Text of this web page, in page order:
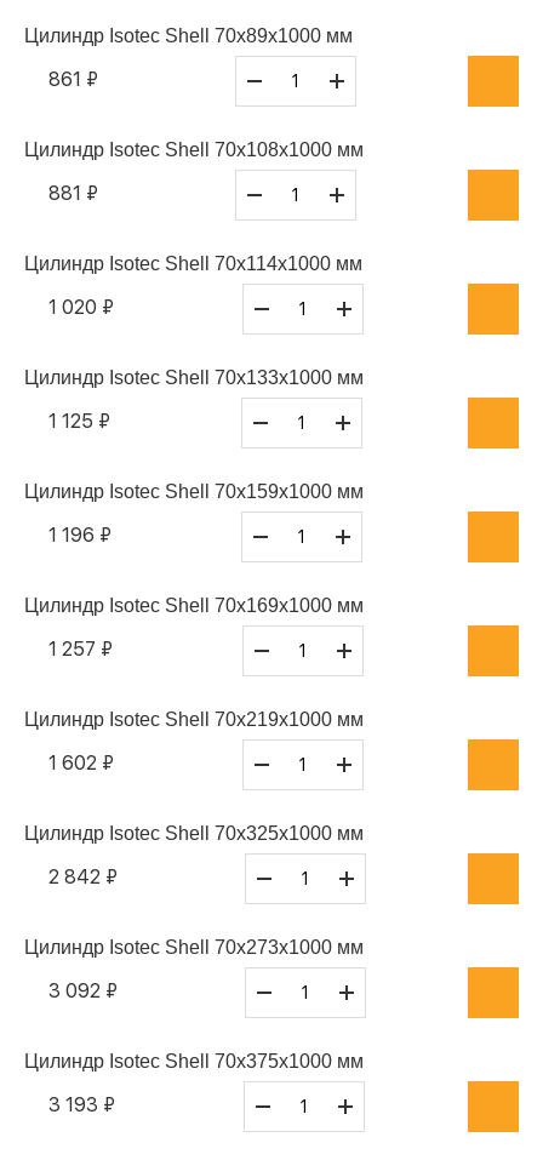
Цилиндр Isotec Shell 70x89x1000 мм
861 ₽
Цилиндр Isotec Shell 70x108x1000 мм
881 ₽
Цилиндр Isotec Shell 70x114x1000 мм
1 020 ₽
Цилиндр Isotec Shell 70x133x1000 мм
1 125 ₽
Цилиндр Isotec Shell 70x159x1000 мм
1 196 ₽
Цилиндр Isotec Shell 70x169x1000 мм
1 257 ₽
Цилиндр Isotec Shell 70x219x1000 мм
1 602 ₽
Цилиндр Isotec Shell 70x325x1000 мм
2 842 ₽
Цилиндр Isotec Shell 70x273x1000 мм
3 092 ₽
Цилиндр Isotec Shell 70x375x1000 мм
3 193 ₽